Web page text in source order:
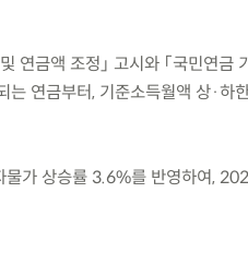
연금액 조정」 고시와 「국민연금
는 연금부터, 기준소득월액 상·하
물가 상승률 3.6%를 반영하여,